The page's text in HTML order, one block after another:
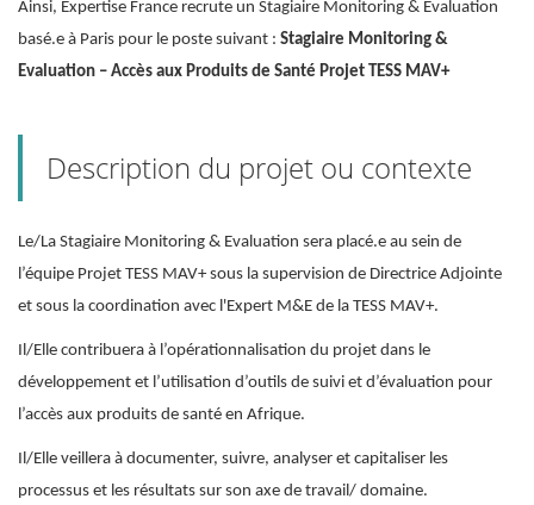
Ainsi, Expertise France recrute un Stagiaire Monitoring & Evaluation
basé.e à Paris pour le poste suivant : Stagiaire Monitoring &
Evaluation – Accès aux Produits de Santé Projet TESS MAV+
Description du projet ou contexte
Le/La Stagiaire Monitoring & Evaluation sera placé.e au sein de
l’équipe Projet TESS MAV+ sous la supervision de Directrice Adjointe
et sous la coordination avec l'Expert M&E de la TESS MAV+.
Il/Elle contribuera à l’opérationnalisation du projet dans le
développement et l’utilisation d’outils de suivi et d’évaluation pour
l’accès aux produits de santé en Afrique.
Il/Elle veillera à documenter, suivre, analyser et capitaliser les
processus et les résultats sur son axe de travail/ domaine.